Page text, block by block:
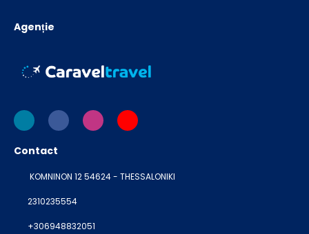
Agenție
Contact
KOMNINON 12 54624 - THESSALONIKI
2310235554
+306948832051